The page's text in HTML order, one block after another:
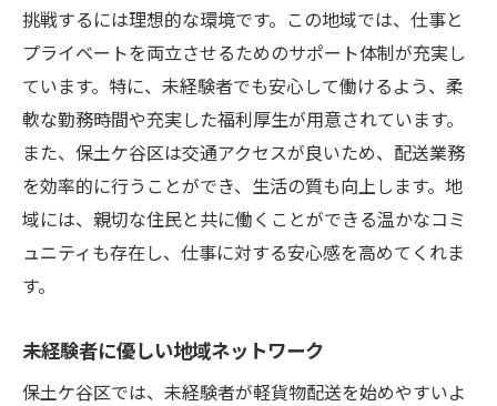
挑戦するには理想的な環境です。この地域では、仕事と
プライベートを両立させるためのサポート体制が充実し
ています。特に、未経験者でも安心して働けるよう、柔
軟な勤務時間や充実した福利厚生が用意されています。
また、保土ケ谷区は交通アクセスが良いため、配送業務
を効率的に行うことができ、生活の質も向上します。地
域には、親切な住民と共に働くことができる温かなコミ
ュニティも存在し、仕事に対する安心感を高めてくれま
す。
未経験者に優しい地域ネットワーク
保土ケ谷区では、未経験者が軽貨物配送を始めやすいよ